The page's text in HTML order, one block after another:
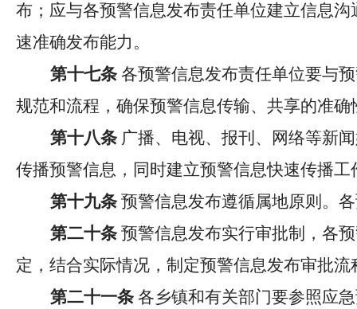
布；应与各预警信息发布责任单位建立信息
速准确发布能力。
第十七条 各预警信息发布责任单位要与
规范和流程，确保预警信息传输、共享的准确
第十八条 广播、电视、报刊、网络等新
传播预警信息，同时建立预警信息快速传播
第十九条 预警信息发布遵循属地原则。
第二十条 预警信息发布实行审批制，各
定，结合实际情况，制定预警信息发布审批流
第二十一条 各乡镇和有关部门要参照应